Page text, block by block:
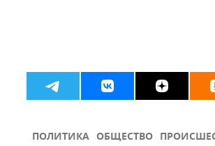
ПОЛИТИКА ОБЩЕСТВО